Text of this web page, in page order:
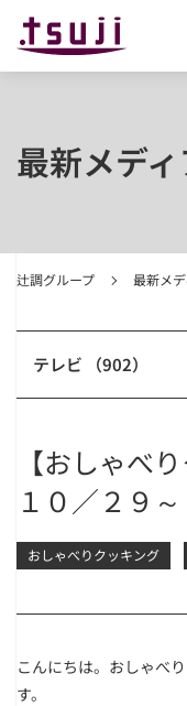
辻調グループ 最新メ
最新メデ
テレビ （902）
【おしゃべ
１０／２９
おしゃべりクッキング
こんにちは。おしゃべ
す。